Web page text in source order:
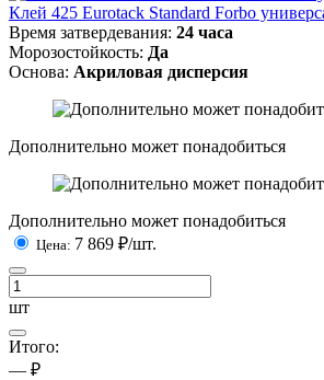
Клей 425 Eurotack Standard Forbo
Время затвердевания: 24 часа
Морозостойкость: Да
Основа: Акриловая дисперсия
Дополнительно может понадобиться
Дополнительно может понадобиться
Цена: 7 869 ₽/шт.
шт
Итого:
— ₽